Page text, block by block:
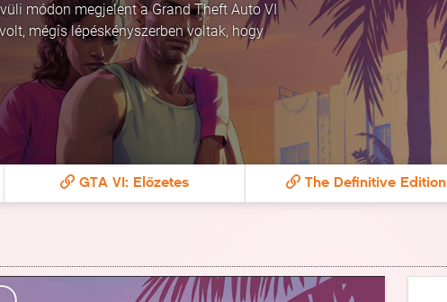
nagyon csodálatos pálmafás háttérrel,
15:00-kor debütál a következő Grand Theft
GTA VI: Előzetes The Definitive Edition